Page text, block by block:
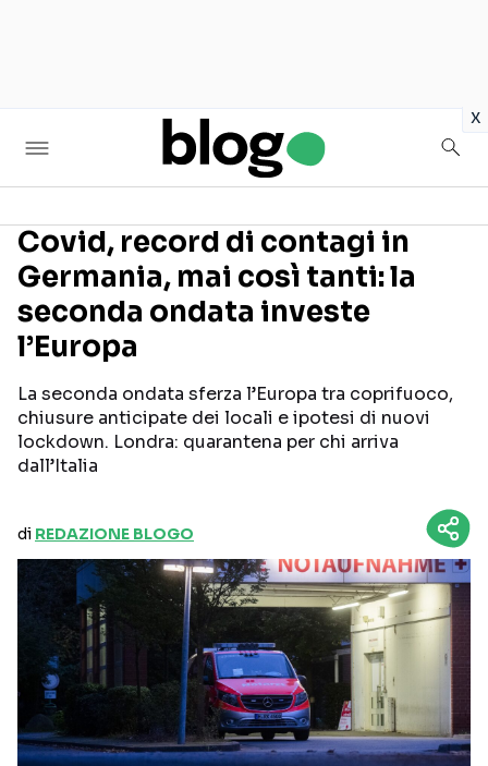
x
Seguici sui social
Covid, record di contagi in
Germania, mai così tanti: la
seconda ondata investe
l’Europa
La seconda ondata sferza l’Europa tra coprifuoco,
chiusure anticipate dei locali e ipotesi di nuovi
lockdown. Londra: quarantena per chi arriva
dall’Italia
di REDAZIONE BLOGO